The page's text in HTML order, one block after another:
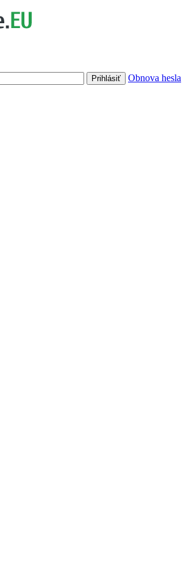
Obnova hesla